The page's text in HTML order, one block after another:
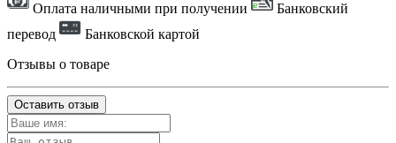
Оплата наличными при получении
Банковский
перевод
Банковской картой
Отзывы о товаре
Оставить отзыв